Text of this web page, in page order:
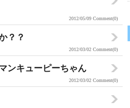
2012/05/09 Comment(0)
？？
2012/03/02 Comment(0)
ンキューピーちゃん
2012/03/02 Comment(0)